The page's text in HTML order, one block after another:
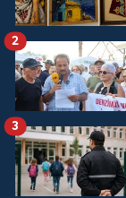
2
3